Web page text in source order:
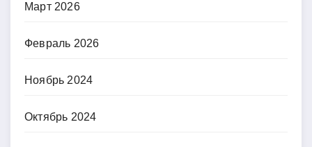
Март 2026
Февраль 2026
Ноябрь 2024
Октябрь 2024